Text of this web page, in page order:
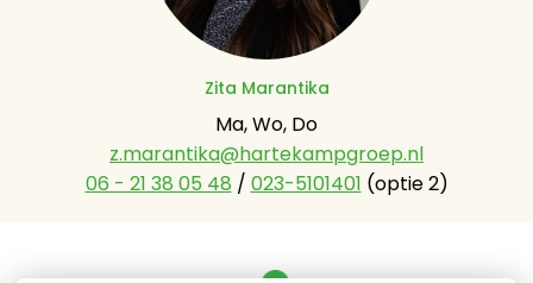
Zita Marantika
z.marantika@hartekampgroep.nl
06 - 21 38 05 48 / 023-5101401 (optie 2)